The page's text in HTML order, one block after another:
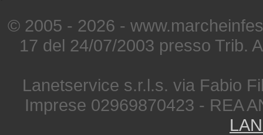
© 2005 - 2026 -
17 del 24/07/2003 presso Trib.
Lanetservice s.r.l.s. via Fabio
Imprese 02969870423 - REA